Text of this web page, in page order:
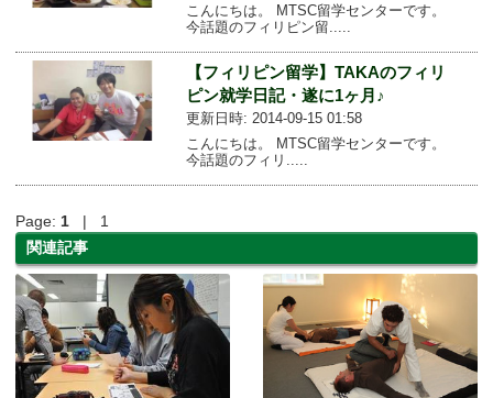
こんにちは。 MTSC留学センターです。
今話題のフィリピン留.....
【フィリピン留学】TAKAのフィリ
ピン就学日記・遂に1ヶ月♪
更新日時: 2014-09-15 01:58
こんにちは。 MTSC留学センターです。
今話題のフィリ.....
Page: 1 | 1
関連記事